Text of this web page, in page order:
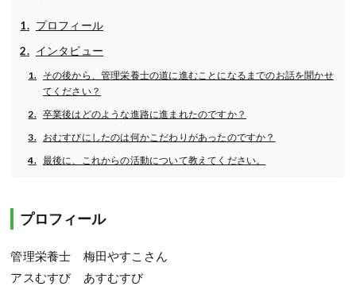
プロフィール
インタビュー
その後から、管理栄養士の道に進むことになるまでのお話を聞かせ
てください？
卒業後はどのような進路に進まれたのですか？
おむすびにしたのは何かこだわりがあったのですか？
最後に、これからの活動について教えてください。
プロフィール
管理栄養士 梅田やすこさん
アスむすび あすむすび